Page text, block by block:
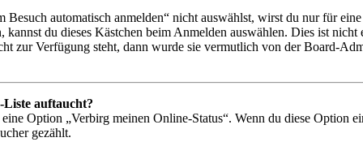
automatisch anmelden“ nicht auswählst, wirst du nur für
du dieses Kästchen beim Anmelden auswählen. Dies ist
zur Verfügung steht, dann wurde sie vermutlich von der Board-
Liste auftaucht?
Option „Verbirg meinen Online-Status“. Wenn du diese Option
gezählt.